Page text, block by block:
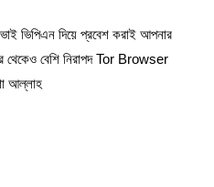
ভিপিএন দিয়ে প্রবেশ করাই আপনার
থেকেও বেশি নিরাপদ Tor Browser
আল্লাহ